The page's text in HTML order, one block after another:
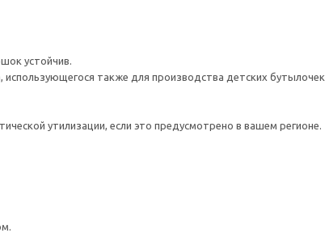
устойчив.
использующегося также для производства детских
утилизации, если это предусмотрено в вашем регионе.